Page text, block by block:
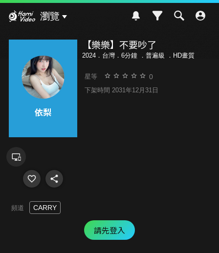
瀏覽
【樂樂】不要吵了
2024．台灣．6分鐘 ． 普遍級 ．HD畫質
星等 0
下架時間 2031年12月31日
頻道 CARRY
請先登入